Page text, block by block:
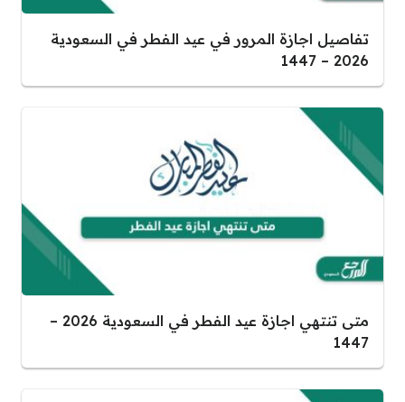
تفاصيل اجازة المرور في عيد الفطر في السعودية
2026 – 1447
متى تنتهي اجازة عيد الفطر في السعودية 2026 –
1447